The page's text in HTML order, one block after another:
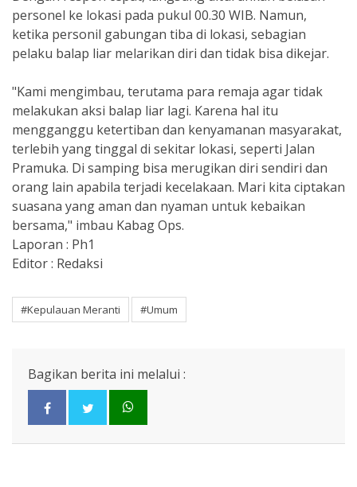
personel ke lokasi pada pukul 00.30 WIB. Namun,
ketika personil gabungan tiba di lokasi, sebagian
pelaku balap liar melarikan diri dan tidak bisa dikejar.
"Kami mengimbau, terutama para remaja agar tidak
melakukan aksi balap liar lagi. Karena hal itu
mengganggu ketertiban dan kenyamanan masyarakat,
terlebih yang tinggal di sekitar lokasi, seperti Jalan
Pramuka. Di samping bisa merugikan diri sendiri dan
orang lain apabila terjadi kecelakaan. Mari kita ciptakan
suasana yang aman dan nyaman untuk kebaikan
bersama," imbau Kabag Ops.
Laporan : Ph1
Editor : Redaksi
#Kepulauan Meranti #Umum
Bagikan berita ini melalui :